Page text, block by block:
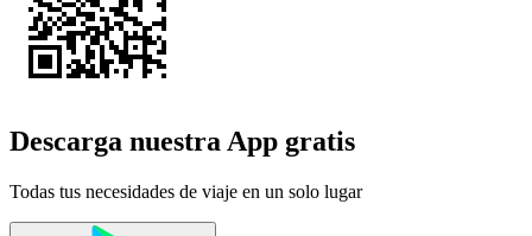
Descarga nuestra App gratis
Todas tus necesidades de viaje en un solo lugar